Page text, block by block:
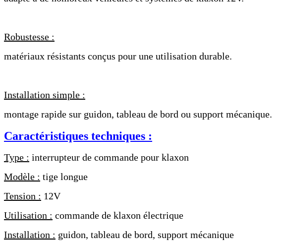
Robustesse :
matériaux résistants conçus pour une utilisation durable.
Installation simple :
montage rapide sur guidon, tableau de bord ou support mécanique.
Caractéristiques techniques :
Type : interrupteur de commande pour klaxon
Modèle : tige longue
Tension : 12V
Utilisation : commande de klaxon électrique
Installation : guidon, tableau de bord, support mécanique